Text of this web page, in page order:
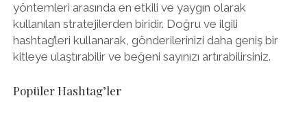
yöntemleri arasında en etkili ve yaygın olarak
kullanılan stratejilerden biridir. Doğru ve ilgili
hashtag’leri kullanarak, gönderilerinizi daha geniş bir
kitleye ulaştırabilir ve beğeni sayınızı artırabilirsiniz.
Popüler Hashtag’ler